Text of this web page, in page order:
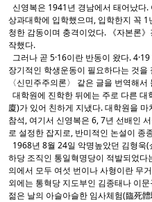
신영복은 1941년 경남에서 태어났다.
상과대학에 입학했으며, 입학한지 꼭 1
청한 감동이며 충격이었다. 《자본론
작했다.
그러나 곧 5·16이란 반동이 왔다.
장기적인 학생운동이 필요하다는 것
〈신민주주의론〉 같은 글을 번역해
대학원에 진학한 뒤에는 주로 다른
廈)가 있어 친하게 지냈다. 대학원을
참석, 여기서 신영복은 6, 7년 선배인
로 설정한 잡지로, 반미적인 논설이 종
1968년 8월 24일 악명높았던 김형욱
하당 조직인 통일혁명당이 적발되었다
의에서 모두 여섯 번이나 사형이란 무
외에는 통혁당 지도부인 김종태나 이
젊은 날의 아슬아슬한 임사체험(臨死